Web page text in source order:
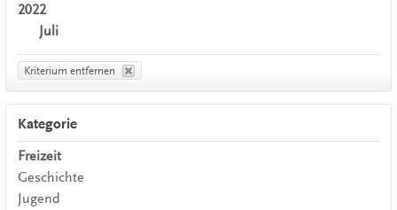
2022
Juli
Kriterium entfernen
Kategorie
Freizeit
Geschichte
Jugend